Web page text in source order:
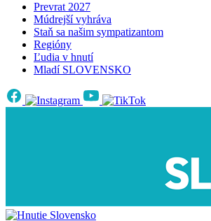
Prevrat 2027
Múdrejší vyhráva
Staň sa našim sympatizantom
Regióny
Ľudia v hnutí
Mladí SLOVENSKO